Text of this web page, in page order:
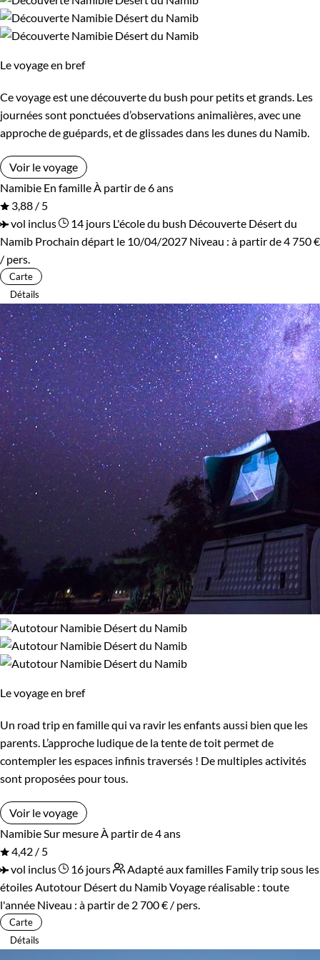
Bivouac, sous tente Standard
Le voyage en bref
Ce voyage est une découverte du bush pour petits et grands. Les
journées sont ponctuées d’observations animalières, avec une
approche de guépards, et de glissades dans les dunes du Namib.
Voir le voyage
Namibie En famille À partir de 6 ans
3,88 / 5
vol inclus
14 jours L'école du bush Découverte Désert du
Namib Prochain départ le 10/04/2027 Niveau : à partir de4 750 €
/ pers.
Carte
Détails
Le voyage en bref
Un road trip en famille qui va ravir les enfants aussi bien que les
parents. L’approche ludique de la tente de toit permet de
contempler les espaces infinis traversés ! De multiples activités
sont proposées pour tous.
Voir le voyage
Namibie Sur mesure À partir de 4 ans
4,42 / 5
vol inclus
16 jours Adapté aux familles Family trip sous les
étoiles Autotour Désert du NamibVoyage réalisable : toute
l'année Niveau : à partir de 2 700 € / pers.
Carte
Détails